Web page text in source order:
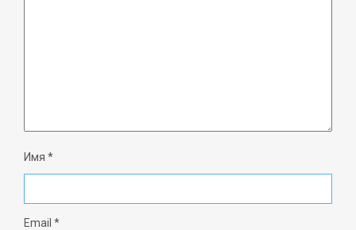
Имя *
Email *